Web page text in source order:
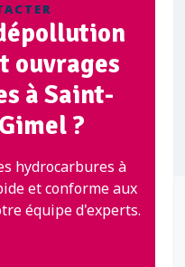
ouvrages
à Saint-
?
hydrocarbures à
et conforme aux
équipe d'experts.